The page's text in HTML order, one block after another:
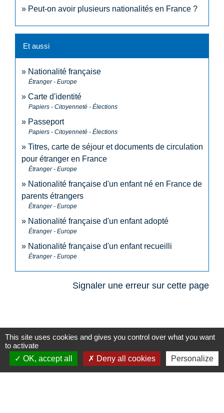
Peut-on avoir plusieurs nationalités en France ?
Et aussi
Nationalité française
Étranger - Europe
Carte d'identité
Papiers - Citoyenneté - Élections
Passeport
Papiers - Citoyenneté - Élections
Titres, carte de séjour et documents de circulation
pour étranger en France
Étranger - Europe
Nationalité française d'un enfant né en France de
parents étrangers
Étranger - Europe
Nationalité française d'un enfant adopté
Étranger - Europe
Nationalité française d'un enfant recueilli
Étranger - Europe
Signaler une erreur sur cette page
N° utiles
This site uses cookies and gives you control over what you want
to activate
OK, accept all
Deny all cookies Personalize